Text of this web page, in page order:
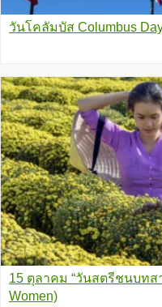
วันโคลัมบัส Columbus
15 ตุลาคม “วันสตรีชนบทส
Women)